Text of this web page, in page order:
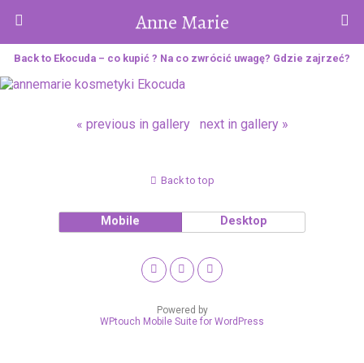
Anne Marie
Back to Ekocuda – co kupić ? Na co zwrócić uwagę? Gdzie zajrzeć?
« previous in gallery next in gallery »
Back to top
Mobile Desktop
Powered by
WPtouch Mobile Suite for WordPress